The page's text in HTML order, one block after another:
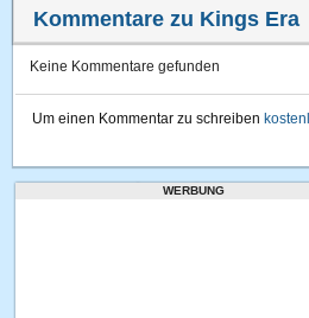
Kommentare zu Kings Era
Keine Kommentare gefunden
Um einen Kommentar zu schreiben
WERBUNG